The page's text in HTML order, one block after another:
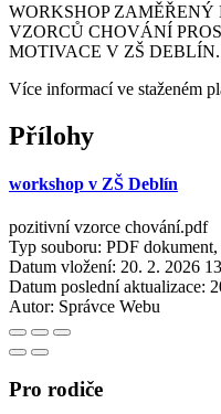
WORKSHOP
VZORCŮ CHOVÁNÍ
MOTIVACE V ZŠ DEBLÍN.
Více informací ve staženém
Přílohy
workshop v ZŠ Deblín
pozitivní vzorce chování.pdf
Typ souboru: PDF
Datum vložení: 20. 2. 2026
Datum poslední aktualizace:
Autor: Správce Webu
Pro rodiče